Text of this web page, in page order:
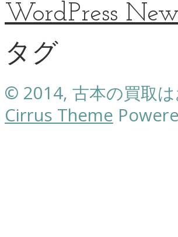
WordPress
タグ
© 2014, 古本の買取は
Cirrus Theme